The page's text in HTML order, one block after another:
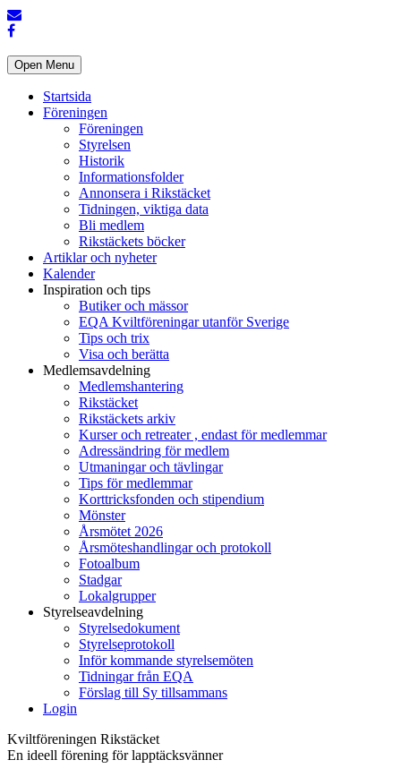
Open Menu
Startsida
Föreningen
Föreningen
Styrelsen
Historik
Informationsfolder
Annonsera i Rikstäcket
Tidningen, viktiga data
Bli medlem
Rikstäckets böcker
Artiklar och nyheter
Kalender
Inspiration och tips
Butiker och mässor
EQA Kviltföreningar utanför Sverige
Tips och trix
Visa och berätta
Medlemsavdelning
Medlemshantering
Rikstäcket
Rikstäckets arkiv
Kurser och retreater , endast för medlemmar
Adressändring för medlem
Utmaningar och tävlingar
Tips för medlemmar
Korttricksfonden och stipendium
Mönster
Årsmötet 2026
Årsmöteshandlingar och protokoll
Fotoalbum
Stadgar
Lokalgrupper
Styrelseavdelning
Styrelsedokument
Styrelseprotokoll
Inför kommande styrelsemöten
Tidningar från EQA
Förslag till Sy tillsammans
Login
Kviltföreningen Rikstäcket
En ideell förening för lapptäcksvänner